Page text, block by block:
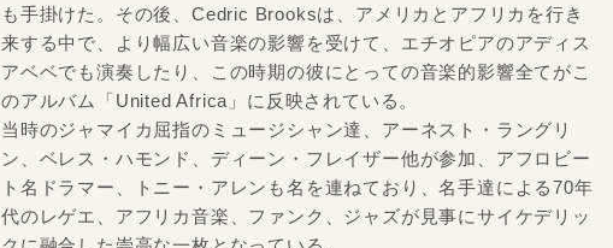
も手掛けた。その後、Cedric Brooksは、アメリカとアフリカを行き
来する中で、より幅広い音楽の影響を受けて、エチオピアのアディス
アベベでも演奏したり、この時期の彼にとっての音楽的影響全てがこ
のアルバム「United Africa」に反映されている。
当時のジャマイカ屈指のミュージシャン達、アーネスト・ラングリ
ン、ベレス・ハモンド、ディーン・フレイザー他が参加、アフロビー
ト名ドラマー、トニー・アレンも名を連ねており、名手達による70年
代のレゲエ、アフリカ音楽、ファンク、ジャズが見事にサイケデリッ